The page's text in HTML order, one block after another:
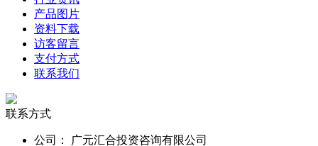
产品图片
资料下载
访客留言
支付方式
联系我们
联系方式
公司：
广元汇合投资咨询有限公司